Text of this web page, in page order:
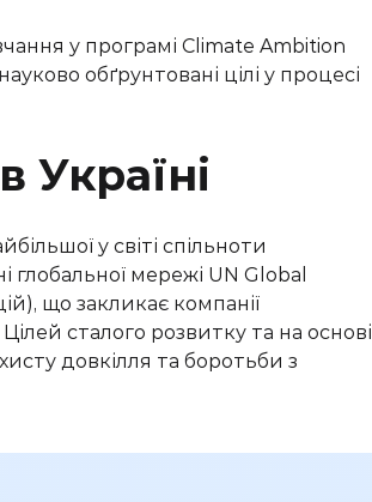
у програмі Climate Ambition
обґрунтовані цілі у процесі
Україні
у світі спільноти
глобальної мережі UN Global
що закликає компанії
сталого розвитку та на основі
довкілля та боротьби з